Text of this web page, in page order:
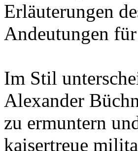
Erläuterungen
Andeutungen
Im Stil
Alexander
zu ermuntern
kaisertreue